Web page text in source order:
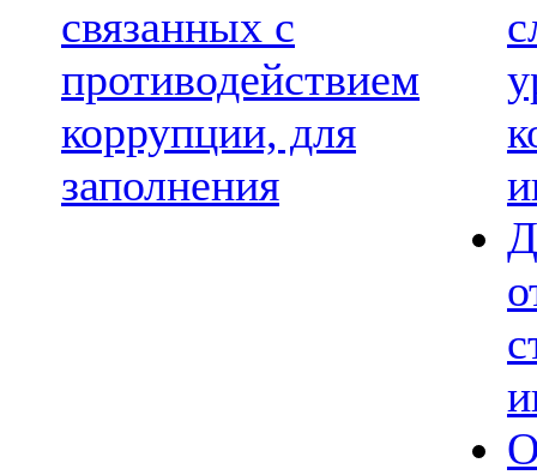
связанных с
противодействием
коррупции, для
заполнения